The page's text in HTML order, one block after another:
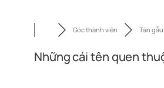
Góc thành viên Tán gẫu
Những cái tên quen